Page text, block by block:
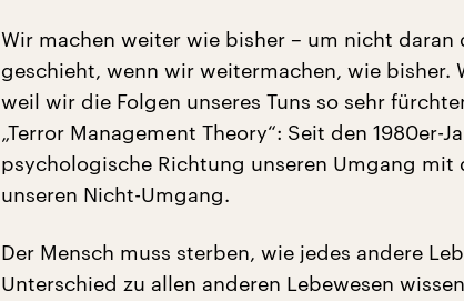
Wir machen weiter wie bisher – um nicht daran
geschieht, wenn wir weitermachen, wie bisher.
weil wir die Folgen unseres Tuns so sehr
„Terror Management Theory“: Seit den 1980er-
psychologische Richtung unseren Umgang mit
unseren Nicht-Umgang.
Der Mensch muss sterben, wie jedes andere
Unterschied zu allen anderen Lebewesen